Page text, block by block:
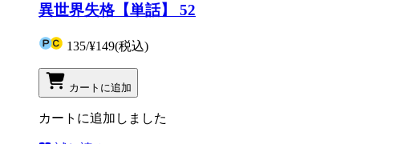
異世界失格【単話】 52
135/¥149(税込)
カートに追加
カートに追加しました